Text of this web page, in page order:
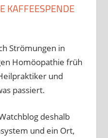
KAFFEESPENDE
Strömungen in
Homöopathie früh
und
passiert.
deshalb
und ein Ort,